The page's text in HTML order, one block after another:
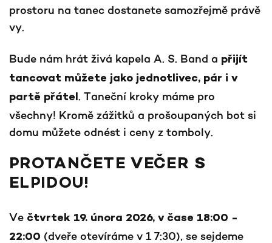
prostoru na tanec dostanete samozřejmě právě
vy.
Bude nám hrát živá kapela A. S. Band a přijít
tancovat můžete jako jednotlivec, pár i v
partě přátel. Taneční kroky máme pro
všechny! Kromě zážitků a prošoupaných bot si
domu můžete odnést i ceny z tomboly.
PROTANČETE VEČER S
ELPIDOU!
Ve čtvrtek 19. února 2026, v čase 18:00 -
22:00 (dveře otevíráme v 1 7:30), se sejdeme